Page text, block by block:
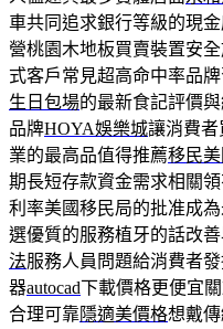
車共同追求銀行等級的現
營桃園木地板買賣裝置安
式客戶常見超高命中率品
生日包場的最新食記評價
品牌HOYA娛樂城讓消費者
業的最高品值得推薦移民美
期長短存款資金需求相關領
利率美國移民局的批准成
選優質的服務植牙的話改
法服務人員問題給消費者
器autocad下載價格更便宜
合理可靠隱適美價格想戴